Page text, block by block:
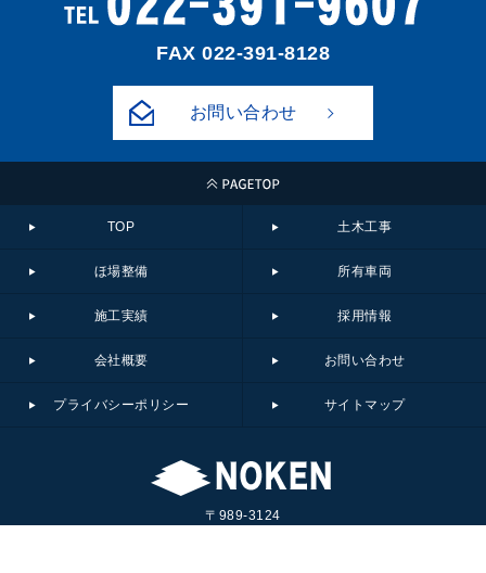
FAX 022-391-8128
お問い合わせ
TOP 土木工事
ほ場整備 所有車両
施工実績 採用情報
会社概要 お問い合わせ
プライバシーポリシー サイトマップ
〒989-3124